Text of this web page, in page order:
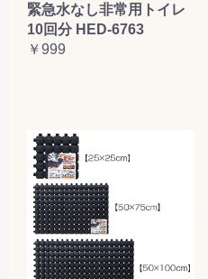
緊急水なし非常用トイレ
10回分 HED-6763
￥999